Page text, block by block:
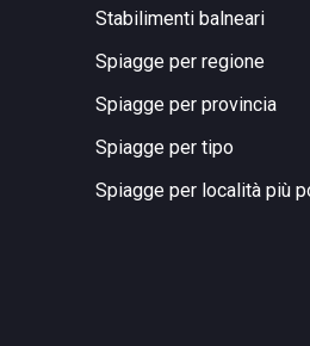
Stabilimenti balneari
Spiagge per regione
Spiagge per provincia
Spiagge per tipo
Spiagge per località più